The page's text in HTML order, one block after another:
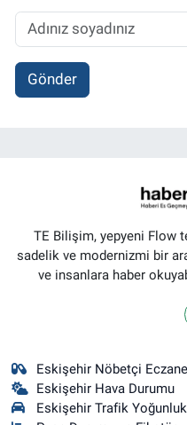
Gönder
TE Bilişim, yepyeni Flow
sadelik ve modernizmi bir
ve insanlara haber
Eskişehir Nöbetçi
Eskişehir Hava Durumu
Eskişehir Trafik